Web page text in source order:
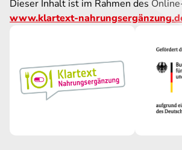
Dieser Inhalt ist im Rahmen des
www.klartext-